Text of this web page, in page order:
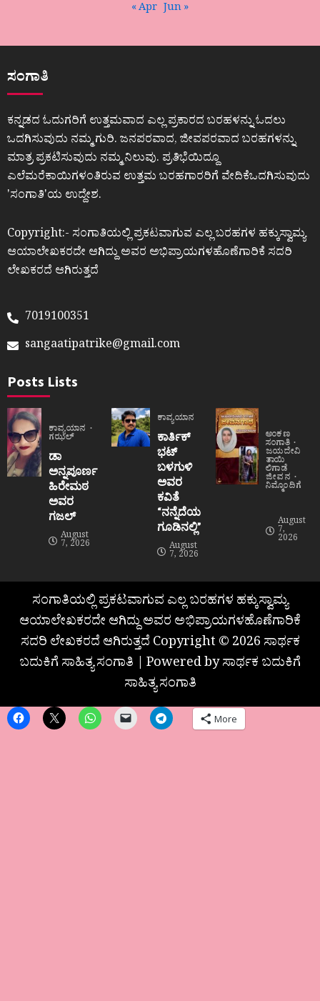
« Apr Jun »
ಸಂಗಾತಿ
ಕನ್ನಡದ ಓದುಗರಿಗೆ ಉತ್ತಮವಾದ ಎಲ್ಲ ಪ್ರಕಾರದ ಬರಹಳನ್ನು ಓದಲು
ಒದಗಿಸುವುದು ನಮ್ಮ ಗುರಿ. ಜನಪರವಾದ, ಜೀವಪರವಾದ ಬರಹಗಳನ್ನು
ಮಾತ್ರ ಪ್ರಕಟಿಸುವುದು ನಮ್ಮ ನಿಲುವು. ಪ್ರತಿಭೆಯಿದ್ದೂ
ಎಲೆಮರೆಕಾಯಿಗಳಂತಿರುವ ಉತ್ತಮ ಬರಹಗಾರರಿಗೆ ವೇದಿಕೆಒದಗಿಸುವುದು
ʼಸಂಗಾತಿʼಯ ಉದ್ದೇಶ.
Copyright:- ಸಂಗಾತಿಯಲ್ಲಿ ಪ್ರಕಟವಾಗುವ ಎಲ್ಲ ಬರಹಗಳ ಹಕ್ಕುಸ್ವಾಮ್ಯ
ಆಯಾಲೇಖಕರದೇ ಆಗಿದ್ದು ಅವರ ಅಭಿಪ್ರಾಯಗಳಹೊಣೆಗಾರಿಕೆ ಸದರಿ
ಲೇಖಕರದೆ ಆಗಿರುತ್ತದೆ
7019100351
sangaatipatrike@gmail.com
Posts Lists
ಕಾವ್ಯಯಾನ
ಗಝಲ್
ಡಾ
ಅನ್ನಪೂರ್ಣ
ಹಿರೇಮಠ
ಅವರ
ಗಜಲ್
August
7, 2026
ಕಾವ್ಯಯಾನ
ಕಾರ್ತಿಕ್
ಭಟ್
ಬಳಗುಳಿ
ಅವರ
ಕವಿತೆ
“ನನ್ನೆದೆಯ
ಗೂಡಿನಲ್ಲಿ”
August
7, 2026
ಅಂಕಣ
ಸಂಗಾತಿ
ಜಯದೇವಿ
ತಾಯಿ
ಲಿಗಾಡೆ
ಜೀವನ
ನಿಮ್ಮೊಂದಿಗೆ
August
7,
2026
ಸಂಗಾತಿಯಲ್ಲಿ ಪ್ರಕಟವಾಗುವ ಎಲ್ಲ ಬರಹಗಳ ಹಕ್ಕುಸ್ವಾಮ್ಯ
ಆಯಾಲೇಖಕರದೇ ಆಗಿದ್ದು ಅವರ ಅಭಿಪ್ರಾಯಗಳಹೊಣೆಗಾರಿಕೆ
ಸದರಿ ಲೇಖಕರದೆ ಆಗಿರುತ್ತದೆ Copyright © 2026 ಸಾರ್ಥಕ
ಬದುಕಿಗೆ ಸಾಹಿತ್ಯ ಸಂಗಾತಿ | Powered by ಸಾರ್ಥಕ ಬದುಕಿಗೆ
ಸಾಹಿತ್ಯ ಸಂಗಾತಿ
More